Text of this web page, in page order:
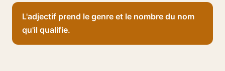
L'adjectif prend le genre et le nombre du nom
qu'il qualifie.